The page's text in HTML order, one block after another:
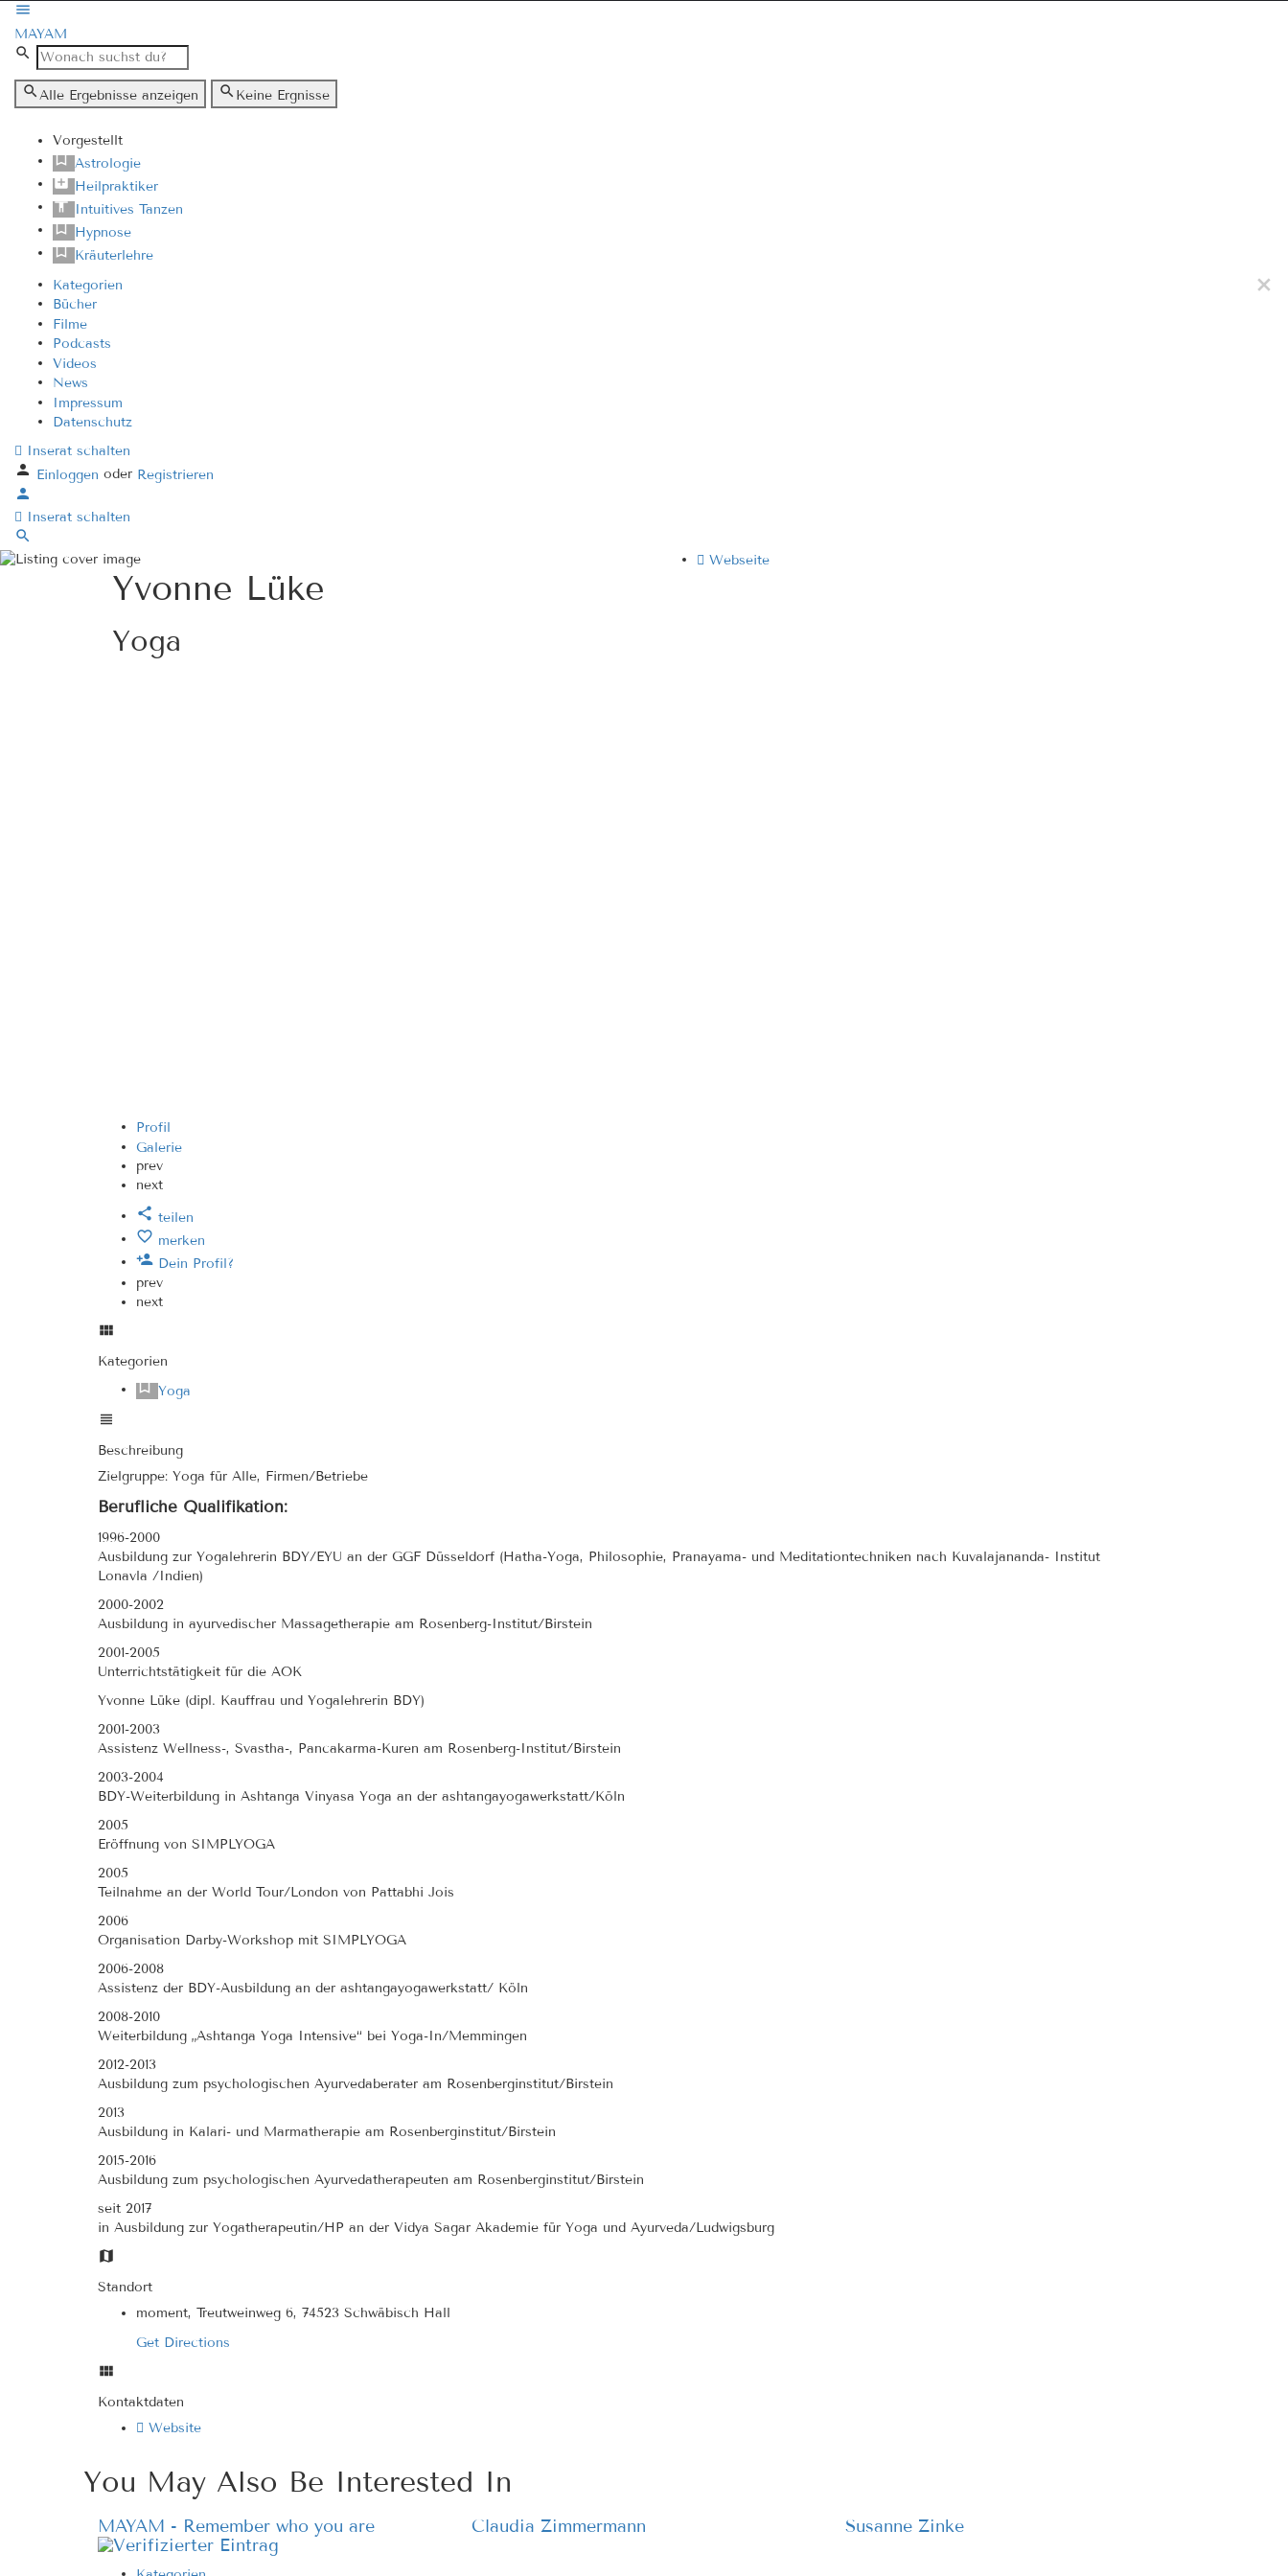
MAYAM
Alle Ergebnisse anzeigen Keine Ergnisse
Vorgestellt
Astrologie
Heilpraktiker
Intuitives Tanzen
Hypnose
Kräuterlehre
Kategorien
Bücher
Filme
Podcasts
Videos
News
Impressum
Datenschutz
Inserat schalten
Einloggen oder Registrieren
Inserat schalten
Yvonne Lüke
Yoga
Webseite
Profil
Galerie
prev
next
teilen
merken
Dein Profil?
prev
next
Kategorien
Yoga
Beschreibung
Zielgruppe: Yoga für Alle, Firmen/Betriebe
Berufliche Qualifikation:
1996-2000
Ausbildung zur Yogalehrerin BDY/EYU an der GGF Düsseldorf (Hatha-Yoga, Philosophie, Pranayama- und Meditationtechniken nach Kuvalajananda- Institut
Lonavla /Indien)
2000-2002
Ausbildung in ayurvedischer Massagetherapie am Rosenberg-Institut/Birstein
2001-2005
Unterrichtstätigkeit für die AOK
Yvonne Lüke (dipl. Kauffrau und Yogalehrerin BDY)
2001-2003
Assistenz Wellness-, Svastha-, Pancakarma-Kuren am Rosenberg-Institut/Birstein
2003-2004
BDY-Weiterbildung in Ashtanga Vinyasa Yoga an der ashtangayogawerkstatt/Köln
2005
Eröffnung von SIMPLYOGA
2005
Teilnahme an der World Tour/London von Pattabhi Jois
2006
Organisation Darby-Workshop mit SIMPLYOGA
2006-2008
Assistenz der BDY-Ausbildung an der ashtangayogawerkstatt/ Köln
2008-2010
Weiterbildung „Ashtanga Yoga Intensive“ bei Yoga-In/Memmingen
2012-2013
Ausbildung zum psychologischen Ayurvedaberater am Rosenberginstitut/Birstein
2013
Ausbildung in Kalari- und Marmatherapie am Rosenberginstitut/Birstein
2015-2016
Ausbildung zum psychologischen Ayurvedatherapeuten am Rosenberginstitut/Birstein
seit 2017
in Ausbildung zur Yogatherapeutin/HP an der Vidya Sagar Akademie für Yoga und Ayurveda/Ludwigsburg
Standort
moment, Treutweinweg 6, 74523 Schwäbisch Hall
Get Directions
Kontaktdaten
Website
You May Also Be Interested In
MAYAM - Remember who you are Claudia Zimmermann Susanne Zinke